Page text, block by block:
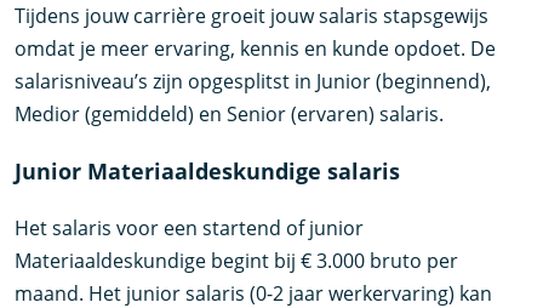
Tijdens jouw carrière groeit jouw salaris stapsgewijs
omdat je meer ervaring, kennis en kunde opdoet. De
salarisniveau’s zijn opgesplitst in Junior (beginnend),
Medior (gemiddeld) en Senior (ervaren) salaris.
Junior Materiaaldeskundige salaris
Het salaris voor een startend of junior
Materiaaldeskundige begint bij € 3.000 bruto per
maand. Het junior salaris (0-2 jaar werkervaring) kan